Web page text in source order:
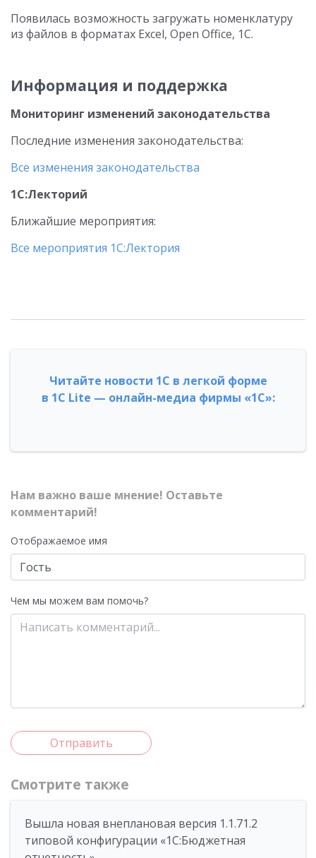
Появилась возможность загружать номенклатуру
из файлов в форматах Excel, Open Office, 1C.
Информация и поддержка
Мониторинг изменений законодательства
Последние изменения законодательства:
Все изменения законодательства
1С:Лекторий
Ближайшие мероприятия:
Все мероприятия 1С:Лектория
Читайте новости 1С в легкой форме
в 1С Lite — онлайн-медиа фирмы «1С»:
Нам важно ваше мнение! Оставьте
комментарий!
Отображаемое имя
Чем мы можем вам помочь?
Отправить
Смотрите также
Вышла новая внеплановая версия 1.1.71.2
типовой конфигурации «1C:Бюджетная